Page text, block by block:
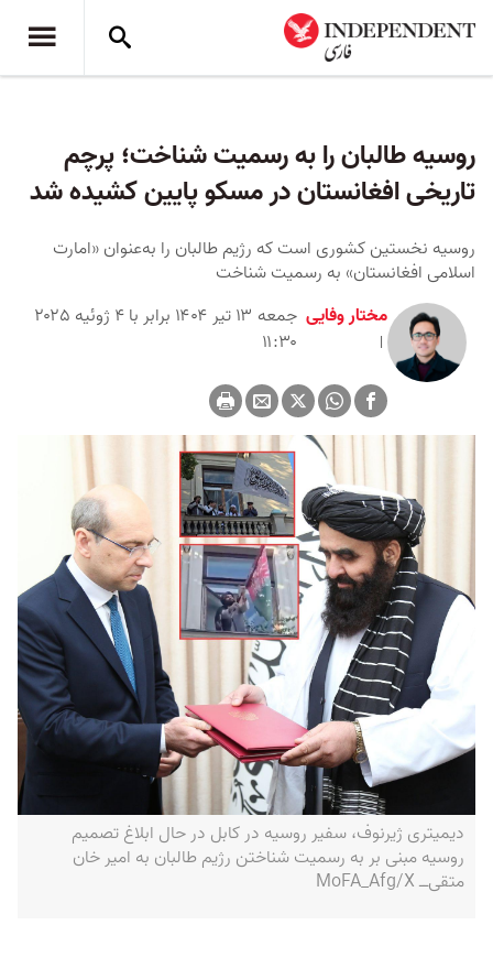
روسیه طالبان را به رسمیت شناخت؛ پرچم
تاریخی افغانستان در مسکو پایین کشیده شد
روسیه نخستین کشوری است که رژیم طالبان را به‌عنوان «امارت
اسلامی افغانستان» به رسمیت شناخت
مختار وفایی
جمعه ۱۳ تیر ۱۴۰۴ برابر با ۴ ژوئیه ۲۰۲۵
۱۱:۳۰
دیمیتری ژیرنوف، سفیر روسیه در کابل در حال ابلاغ تصمیم
روسیه مبنی بر به رسمیت شناختن رژیم طالبان به امیر خان
متقی‌ــ‌ MoFA_Afg/X